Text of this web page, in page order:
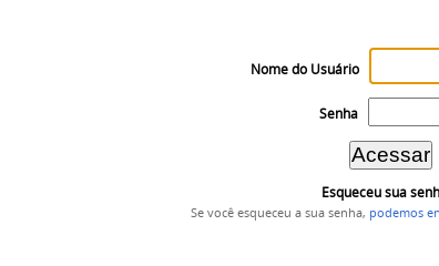
Nome do Usuário
Senha
Esqueceu sua
Se você esqueceu a sua senha, podemos